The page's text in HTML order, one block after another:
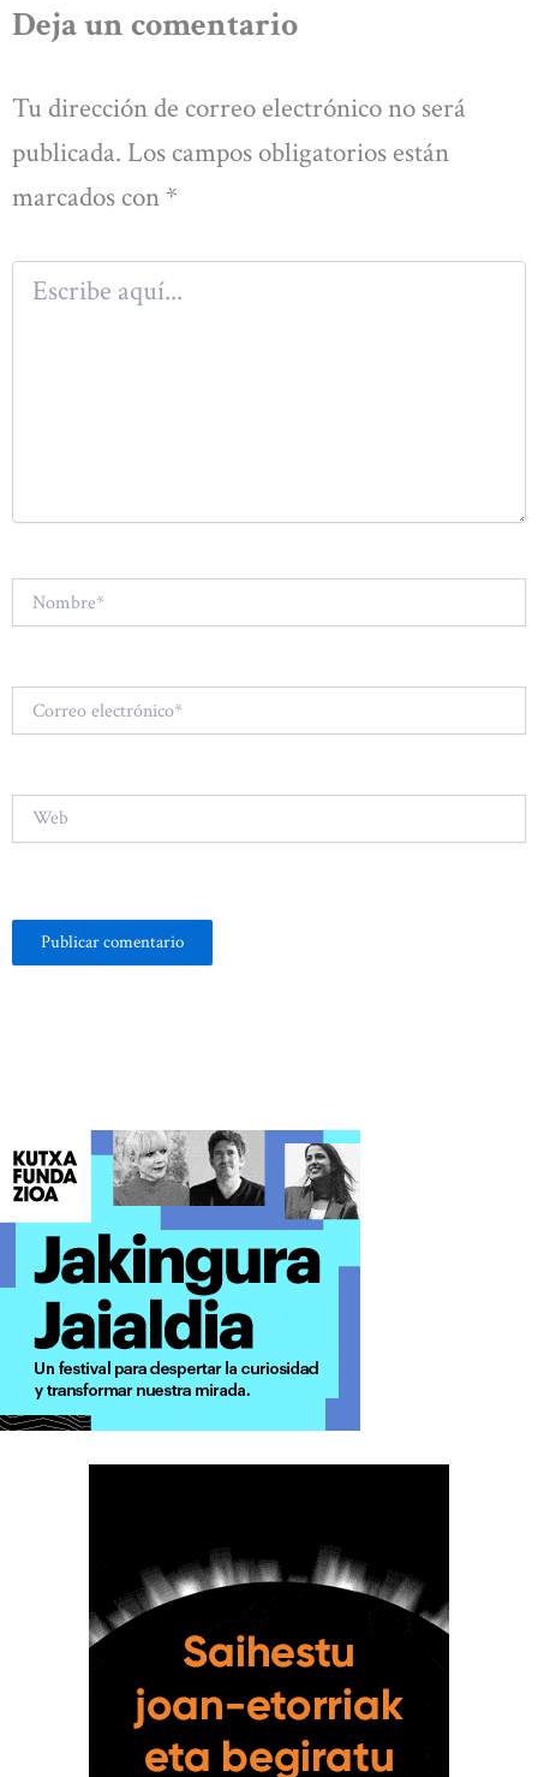
Deja un comentario
Tu dirección de correo electrónico no será
publicada. Los campos obligatorios están
marcados con *
Escribe
aquí...
electrónico*
Web